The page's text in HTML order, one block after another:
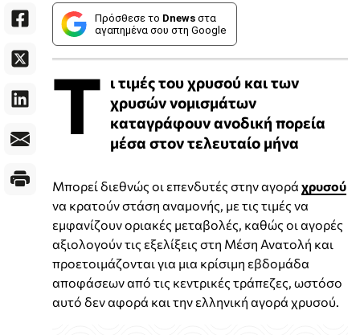
Πρόσθεσε το Dnews στα
αγαπημένα σου στη Google
Τ ι τιμές του χρυσού και των
χρυσών νομισμάτων
καταγράφουν ανοδική πορεία
μέσα στον τελευταίο μήνα
Μπορεί διεθνώς οι επενδυτές στην αγορά χρυσού
να κρατούν στάση αναμονής, με τις τιμές να
εμφανίζουν οριακές μεταβολές, καθώς οι αγορές
αξιολογούν τις εξελίξεις στη Μέση Ανατολή και
προετοιμάζονται για μια κρίσιμη εβδομάδα
αποφάσεων από τις κεντρικές τράπεζες, ωστόσο
αυτό δεν αφορά και την ελληνική αγορά χρυσού.